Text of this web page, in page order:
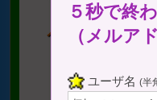
５秒で終
（メルア
ユーザ名 (半
ゲームス